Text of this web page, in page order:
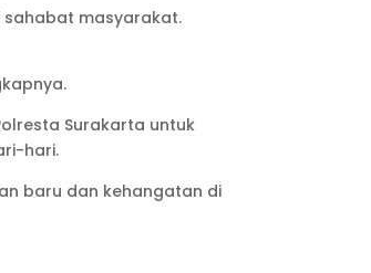
sahabat masyarakat.
Surakarta untuk
hari.
baru dan kehangatan di